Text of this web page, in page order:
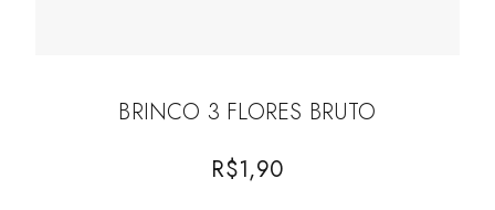
BRINCO 3 FLORES BRUTO
R$1,90